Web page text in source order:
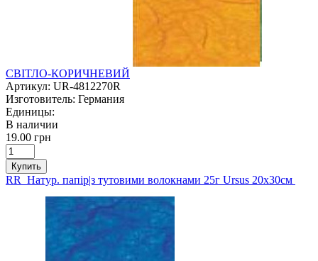
СВІТЛО-КОРИЧНЕВИЙ
Артикул: UR-4812270R
Изготовитель: Германия
Единицы:
В наличии
19.00 грн
Купить
RR Натур. папір|з тутовими волокнами 25г Ursus 20х30см